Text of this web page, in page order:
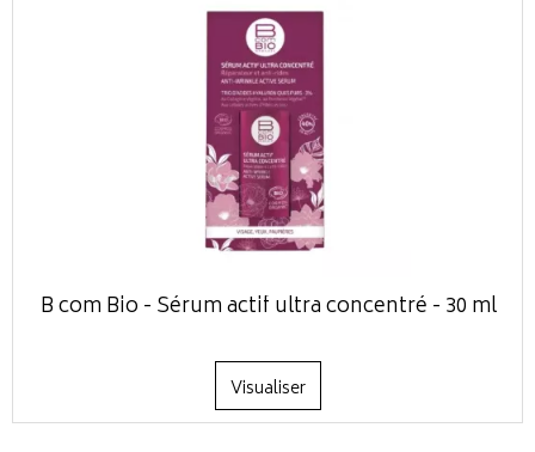
B com Bio - Sérum actif ultra concentré - 30 ml
Visualiser